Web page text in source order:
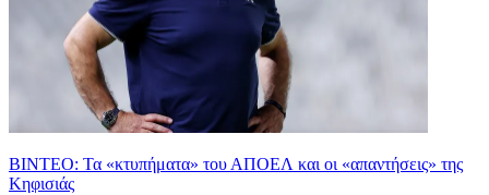
ΒΙΝΤΕΟ: Τα «κτυπήματα» του ΑΠΟΕΛ και οι «απαντήσεις» της
Κηφισιάς